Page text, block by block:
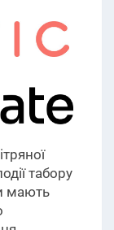
табору
мають